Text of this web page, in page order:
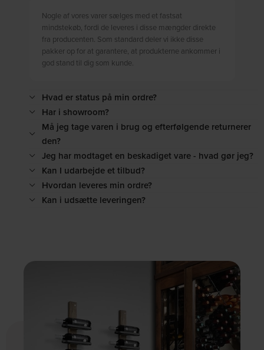
Nogle af vores varer sælges med et fastsat
mindstekøb, fordi de leveres i disse mængder direkte
fra producenten. Som standard deler vi ikke disse
pakker op for at garantere, at produkterne ankommer i
god stand til dig som kunde.
Hvad er status på min ordre?
Har i showroom?
Må jeg tage varen i brug og efterfølgende returnerer
den?
Jeg har modtaget en beskadiget vare - hvad gør jeg?
Kan I udarbejde et tilbud?
Hvordan leveres min ordre?
Kan i udsætte leveringen?